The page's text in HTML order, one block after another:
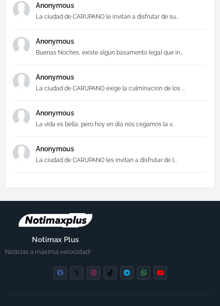
Anonymous
La ciudad de CARUPANO le invitan a disfrutar de su...
Anonymous
Buenas Noches, existe algún basamento legal que in...
Anonymous
La ciudad de CARUPANO exige la culminacion de los ...
Anonymous
La vida es bella, pero hoy en día nos cegamos la v...
Anonymous
La ciudad de CARUPANO les invitan a disfrutar de l...
Notimax Plus
Noticias a máxima velocidad!